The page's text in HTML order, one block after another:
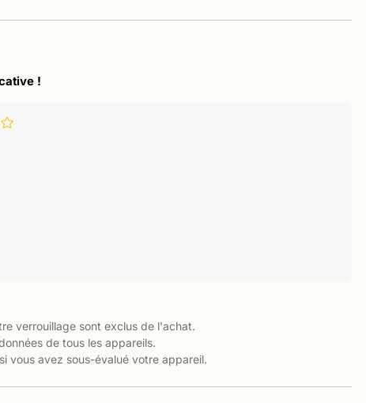
!
verrouillage sont exclus de l'achat.
de tous les appareils.
vous avez sous-évalué votre appareil.